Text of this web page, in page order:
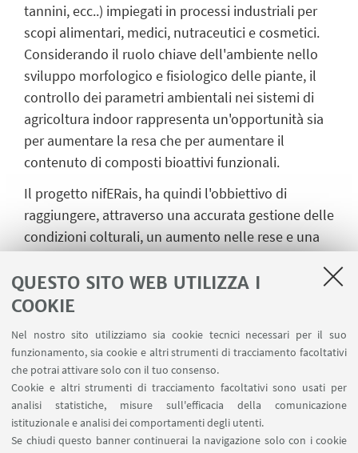
QUESTO SITO WEB UTILIZZA I
COOKIE
Nel nostro sito utilizziamo sia cookie tecnici necessari per il suo
funzionamento, sia cookie e altri strumenti di tracciamento facoltativi
che potrai attivare solo con il tuo consenso.
Cookie e altri strumenti di tracciamento facoltativi sono usati per
analisi statistiche, misure sull'efficacia della comunicazione
istituzionale e analisi dei comportamenti degli utenti.
Se chiudi questo banner continuerai la navigazione solo con i cookie
tannini, ecc..) impiegati in processi industriali per
scopi alimentari, medici, nutraceutici e cosmetici.
Considerando il ruolo chiave dell'ambiente nello
sviluppo morfologico e fisiologico delle piante, il
controllo dei parametri ambientali nei sistemi di
agricoltura indoor rappresenta un'opportunità sia
per aumentare la resa che per aumentare il
contenuto di composti bioattivi funzionali.
Il progetto nifERais, ha quindi l'obbiettivo di
raggiungere, attraverso una accurata gestione delle
condizioni colturali, un aumento nelle rese e una
garanzia di stabilità nella qualità del prodotto
andando incontro a quelle che sono le esigenze
dell’industria agroalimentare e farmacologica,
studio delle strategie culturali avverrà tramite
l'integrazione di dati provenienti da sensori,
applicazione di Internet of Things e sistemi in
grado di gestire autonomamente i dati. Inoltre,
l'integrazione di sistemi di AI permetterà di definire